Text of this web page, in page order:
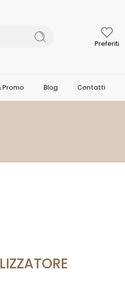
Preferiti
Promo Blog Contatti